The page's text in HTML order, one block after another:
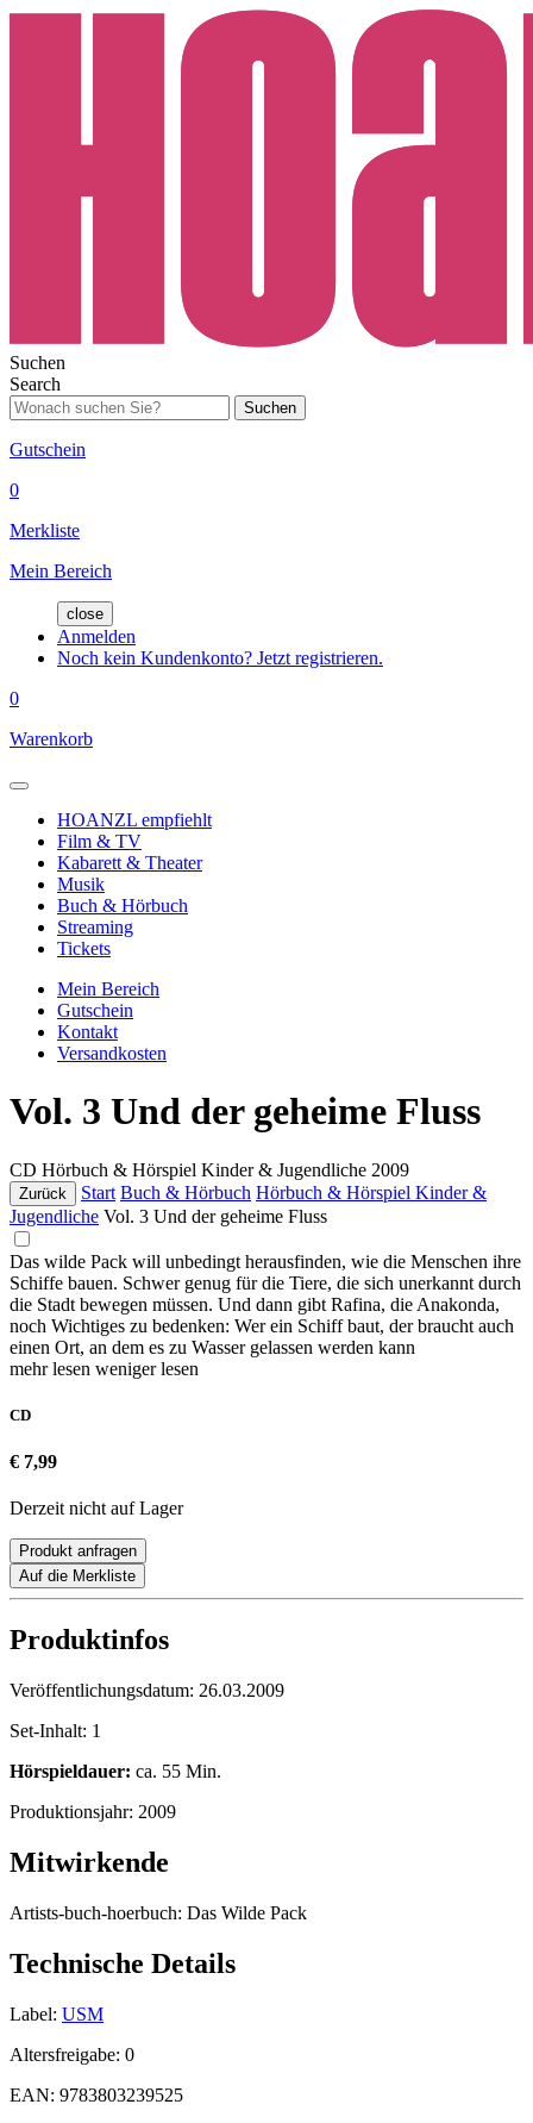
Suchen
Search
Suchen
Gutschein
0
Merkliste
Mein Bereich
close
Anmelden
Noch kein Kundenkonto? Jetzt registrieren.
0
Warenkorb
HOANZL empfiehlt
Film & TV
Kabarett & Theater
Musik
Buch & Hörbuch
Streaming
Tickets
Mein Bereich
Gutschein
Kontakt
Versandkosten
Vol. 3 Und der geheime Fluss
CD Hörbuch & Hörspiel Kinder & Jugendliche 2009
Zurück Start Buch & Hörbuch Hörbuch & Hörspiel Kinder &
Jugendliche Vol. 3 Und der geheime Fluss
Das wilde Pack will unbedingt herausfinden, wie die Menschen ihre
Schiffe bauen. Schwer genug für die Tiere, die sich unerkannt durch
die Stadt bewegen müssen. Und dann gibt Rafina, die Anakonda,
noch Wichtiges zu bedenken: Wer ein Schiff baut, der braucht auch
einen Ort, an dem es zu Wasser gelassen werden kann
mehr lesen weniger lesen
CD
€ 7,99
Derzeit nicht auf Lager
Produkt anfragen
Auf die Merkliste
Produktinfos
Veröffentlichungsdatum: 26.03.2009
Set-Inhalt: 1
Hörspieldauer: ca. 55 Min.
Produktionsjahr: 2009
Mitwirkende
Artists-buch-hoerbuch: Das Wilde Pack
Technische Details
Label: USM
Altersfreigabe: 0
EAN: 9783803239525